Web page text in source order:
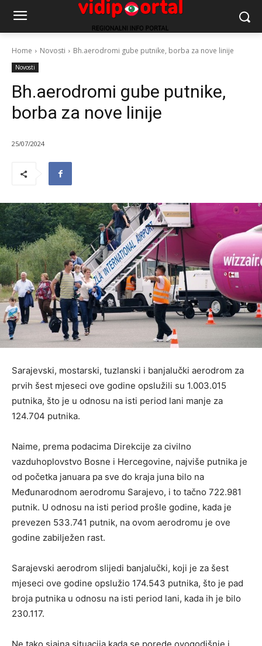
Home Novosti Bh.aerodromi gube putnike, borba za nove linije
Novosti
Bh.aerodromi gube putnike,
borba za nove linije
25/07/2024
Sarajevski, mostarski, tuzlanski i banjalučki aerodrom za
prvih šest mjeseci ove godine opslužili su 1.003.015
putnika, što je u odnosu na isti period lani manje za
124.704 putnika.
Naime, prema podacima Direkcije za civilno
vazduhoplovstvo Bosne i Hercegovine, najviše putnika je
od početka januara pa sve do kraja juna bilo na
Međunarodnom aerodromu Sarajevo, i to tačno 722.981
putnik. U odnosu na isti period prošle godine, kada je
prevezen 533.741 putnik, na ovom aerodromu je ove
godine zabilježen rast.
Sarajevski aerodrom slijedi banjalučki, koji je za šest
mjeseci ove godine opslužio 174.543 putnika, što je pad
broja putnika u odnosu na isti period lani, kada ih je bilo
230.117.